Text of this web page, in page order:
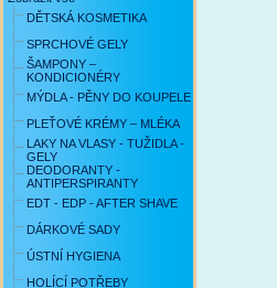
DĚTSKÁ KOSMETIKA
SPRCHOVÉ GELY
ŠAMPONY –
KONDICIONÉRY
MÝDLA - PĚNY DO KOUPELE
PLEŤOVÉ KRÉMY – MLÉKA
LAKY NA VLASY - TUŽIDLA -
GELY
DEODORANTY -
ANTIPERSPIRANTY
EDT - EDP - AFTER SHAVE
DÁRKOVÉ SADY
ÚSTNÍ HYGIENA
HOLÍCÍ POTŘEBY